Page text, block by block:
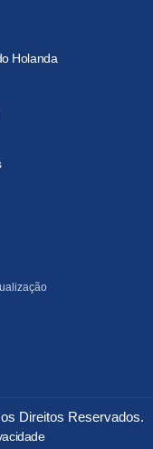
Holanda
Direitos Reservados.